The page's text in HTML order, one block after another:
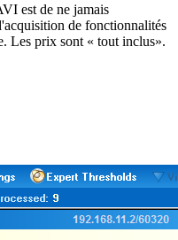
est de ne jamais
de fonctionnalités
Les prix sont « tout inclus».